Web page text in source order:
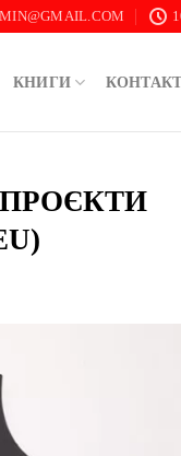
КНИГИ
ПРОЄКТИ